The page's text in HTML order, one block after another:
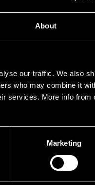
About
our traffic. We also
who may combine it
services. More info from
Marketing